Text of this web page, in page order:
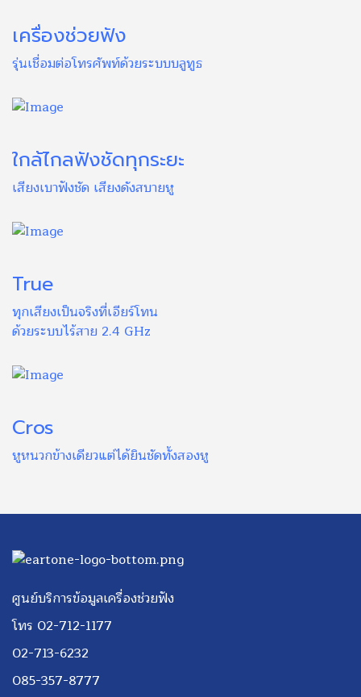
เครื่องช่วยฟัง
รุ่นเชื่อมต่อโทรศัพท์ด้วยระบบบลูทูธ
ใกล้ไกลฟังชัดทุกระยะ
เสียงเบาฟังชัด เสียงดังสบายหู
True
ทุกเสียงเป็นจริงที่เอียร์โทน
ด้วยระบบไร้สาย 2.4 GHz
Cros
หูหนวกข้างเดียวแต่ได้ยินชัดทั้งสองหู
ศูนย์บริการข้อมูลเครื่องช่วยฟัง
โทร 02-712-1177
02-713-6232
085-357-8777